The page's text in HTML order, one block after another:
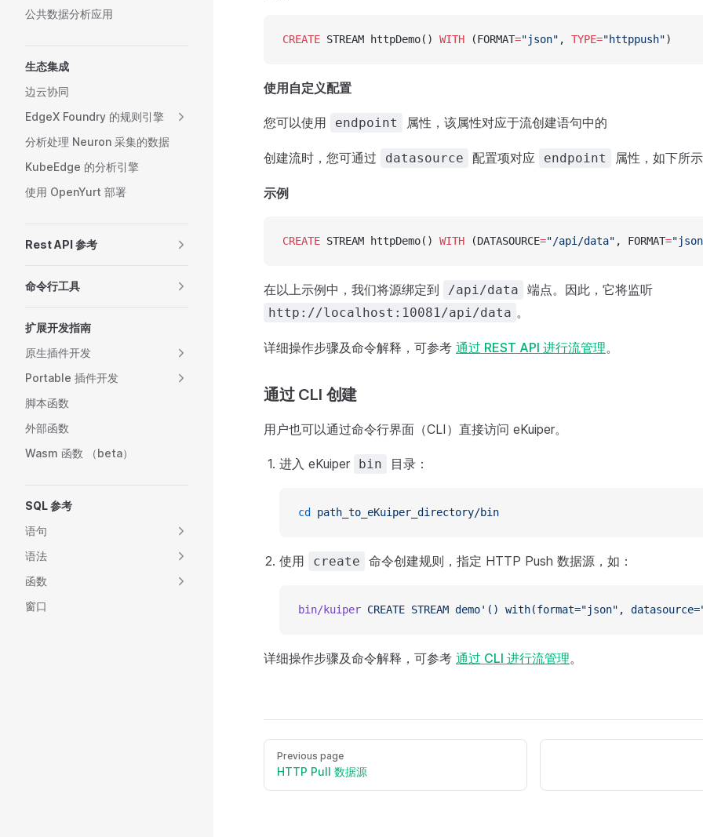
公共数据分析应用
生态集成
边云协同
EdgeX Foundry 的规则引擎
分析处理 Neuron 采集的数据
KubeEdge 的分析引擎
使用 OpenYurt 部署
Rest API 参考
命令行工具
扩展开发指南
原生插件开发
Portable 插件开发
脚本函数
外部函数
Wasm 函数 （beta）
SQL 参考
语句
语法
函数
窗口
CREATE STREAM httpDemo() WITH (FORMAT="json" , TYPE="httppush")
使用自定义配置
您可以使用 endpoint 属性，该属性对应于流创建语句中的
创建流时，您可通过 datasource 配置项对应 endpoint 属性，如下所示
示例
CREATE STREAM httpDemo() WITH (DATASOURCE="/api/data" , FORMAT=
在以上示例中，我们将源绑定到 /api/data 端点。因此，它将监听
http://localhost:10081/api/data 。
详细操作步骤及命令解释，可参考 通过 REST API 进行流管理。
通过 CLI 创建
用户也可以通过命令行界面（CLI）直接访问 eKuiper。
进入 eKuiper bin 目录：
cd path_to_eKuiper_directory/bin
使用 create 命令创建规则，指定 HTTP Push 数据源，如：
bin/kuiper CREATE STREAM demo'() with(format="json",
详细操作步骤及命令解释，可参考 通过 CLI 进行流管理。
Previous page
HTTP Pull 数据源